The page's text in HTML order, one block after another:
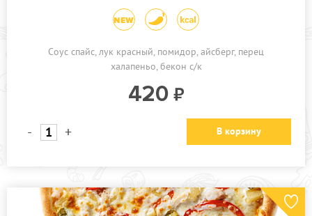
Соус спайс, лук красный, помидор, айсберг, перец
халапеньо, бекон с/к
420
- + В корзину